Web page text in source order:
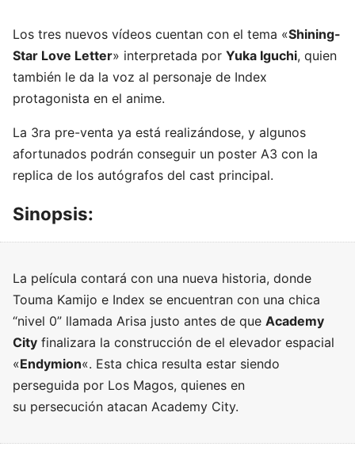
Los tres nuevos vídeos cuentan con el tema «Shining-
Star Love Letter» interpretada por Yuka Iguchi, quien
también le da la voz al personaje de Index
protagonista en el anime.
La 3ra pre-venta ya está realizándose, y algunos
afortunados podrán conseguir un poster A3 con la
replica de los autógrafos del cast principal.
Sinopsis:
La película contará con una nueva historia, donde
Touma Kamijo e Index se encuentran con una chica
“nivel 0” llamada Arisa justo antes de que Academy
City finalizara la construcción de el elevador espacial
«Endymion«. Esta chica resulta estar siendo
perseguida por Los Magos, quienes en
su persecución atacan Academy City.